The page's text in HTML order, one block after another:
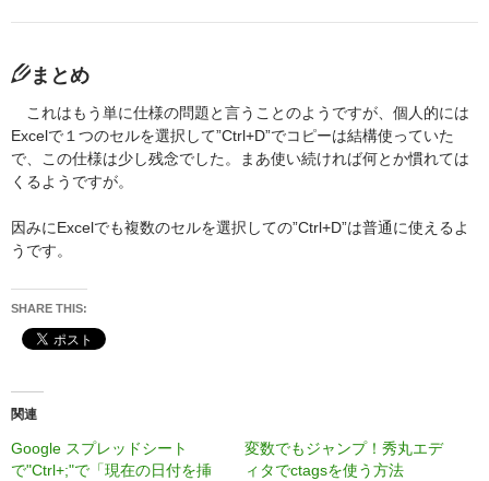
まとめ
これはもう単に仕様の問題と言うことのようですが、個人的には
Excelで１つのセルを選択して”Ctrl+D”でコピーは結構使っていた
で、この仕様は少し残念でした。まあ使い続ければ何とか慣れては
くるようですが。
因みにExcelでも複数のセルを選択しての”Ctrl+D”は普通に使えるよ
うです。
SHARE THIS:
関連
Google スプレッドシート
で"Ctrl+;"で「現在の日付を挿
変数でもジャンプ！秀丸エデ
ィタでctagsを使う方法